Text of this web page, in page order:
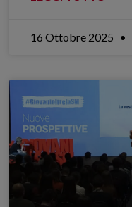
16 Ottobre 2025